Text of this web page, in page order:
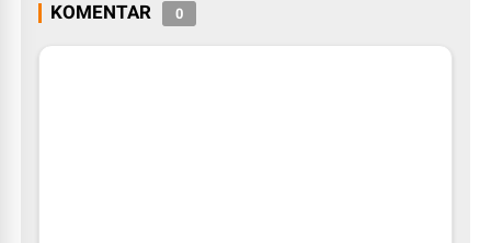
KOMENTAR 0